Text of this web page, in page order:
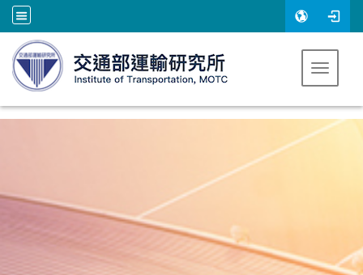
跳到主要內容
Toggle